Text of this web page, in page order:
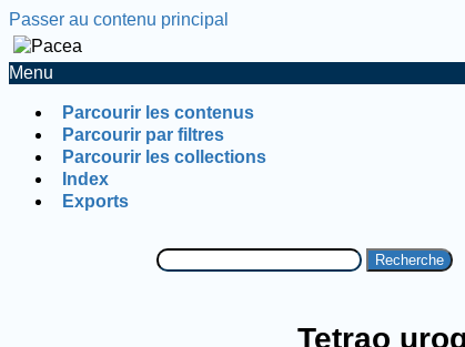
Passer au contenu principal
Menu
Parcourir les contenus
Parcourir par filtres
Parcourir les collections
Index
Exports
Recherche
Tetrao